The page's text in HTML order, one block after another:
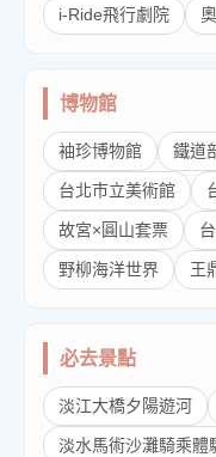
i-Ride飛行劇院
博物館
袖珍博物館 鐵道
台北市立美術館
故宮×圓山套票
野柳海洋世界 王
必去景點
淡江大橋夕陽遊河
淡水馬術沙灘騎乘體